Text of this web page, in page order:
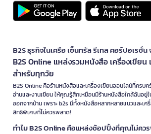
B2S ธุรกิจในเครือ เซ็นทรัล รีเทล คอร์ปอเรชั่
B2S Online แหล่งรวมหนังสือ เครื่องเขียน
สำหรับทุกวัย
B2S Online คือร้านหนังสือและเครื่องเขียนออนไลน์ที่ครบ
อ่านและงานเขียน ให้คุณรู้สึกเหมือนมีร้านหนังสือใกล้ฉันอยู่
ออกจากบ้าน เพราะ b2s มีทั้งหนังสือหลากหลายแนวและ
สิทธิพิเศษที่ไม่ควรพลาด!
ทำไม B2S Online คือแหล่งช้อปปิ้งที่คุณไม่คว